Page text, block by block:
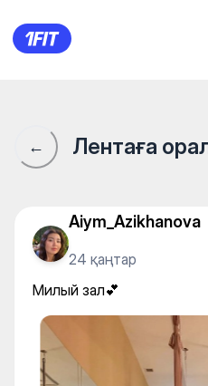
LEVIOSA
← Лентаға
Aiym_Azikhanova
24 қаңтар
Милый зал💕